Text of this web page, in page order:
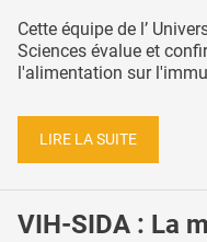
Cette équipe de l’
Sciences évalue et
l'alimentation sur
LIRE LA SUITE
VIH-SIDA : La